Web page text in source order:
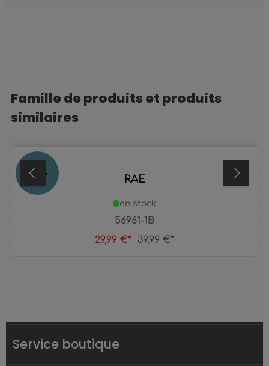
Ignorer la galerie de produits
Famille de produits et produits
similaires
25 % RAE
56961-1B
en stock
29,99 €* 39,99 €*
Service boutique